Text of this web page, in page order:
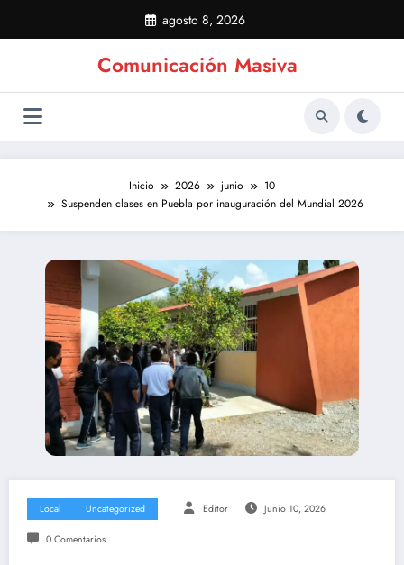
contenido
agosto 8, 2026
Comunicación Masiva
Inicio 2026 junio
10
Suspenden clases en Puebla por inauguración del Mundial 2026
Local Uncategorized Editor Junio 10, 2026
0 Comentarios